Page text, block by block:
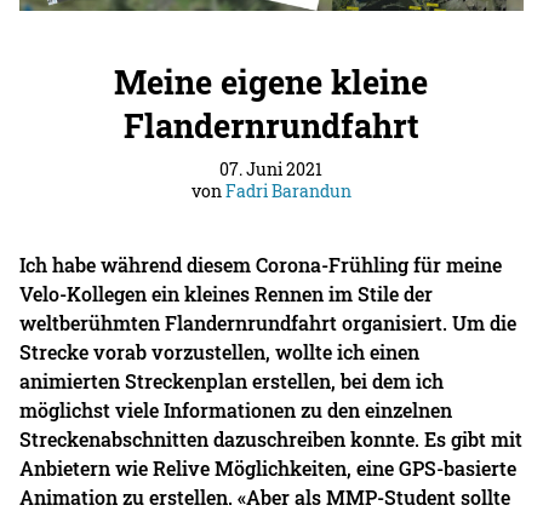
Meine eigene kleine
Flandernrundfahrt
07. Juni 2021
vonFadri Barandun
Ich habe während diesem Corona-Frühling für meine
Velo-Kollegen ein kleines Rennen im Stile der
weltberühmten Flandernrundfahrt organisiert. Um die
Strecke vorab vorzustellen, wollte ich einen
animierten Streckenplan erstellen, bei dem ich
möglichst viele Informationen zu den einzelnen
Streckenabschnitten dazuschreiben konnte. Es gibt mit
Anbietern wie Relive Möglichkeiten, eine GPS-basierte
Animation zu erstellen. «Aber als MMP-Student sollte